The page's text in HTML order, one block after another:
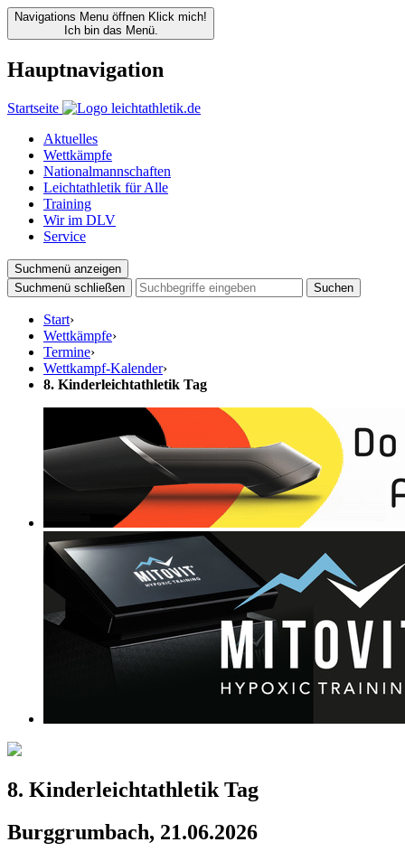
Navigations Menu öffnen Klick mich!
Ich bin das Menü.
Hauptnavigation
Startseite
Aktuelles
Wettkämpfe
Nationalmannschaften
Leichtathletik für Alle
Training
Wir im DLV
Service
Suchmenü anzeigen
Suchmenü schließen
Suchen
Start›
Wettkämpfe›
Termine›
Wettkampf-Kalender›
8. Kinderleichtathletik Tag
8. Kinderleichtathletik Tag
Burggrumbach, 21.06.2026